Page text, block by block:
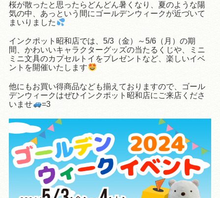
桜が散ったと思ったらどんどん暑くなり、夏のような陽
気の中、あっという間にゴールデンウィークが近づいて
まいりました
インクポット昭和店では、5/3（金）～5/6（月）の期
間、かわいいキャラクターグッズの当たるくじや、ミニ
ミニ文具のカプセルトイをプレゼントなど、楽しいイベ
ントを開催いたします
他にもお買い得商品なども揃えておりますので、ゴール
デンウィークはぜひインクポット昭和店にご来店くださ
いませ
=3